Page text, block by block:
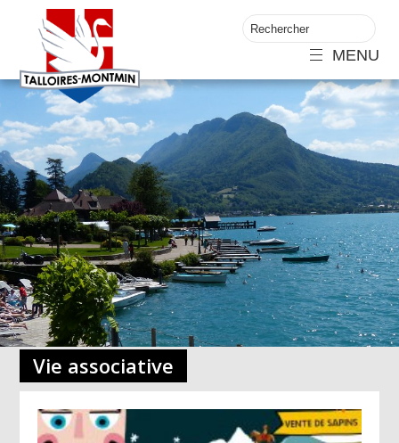
MENU
Vie associative